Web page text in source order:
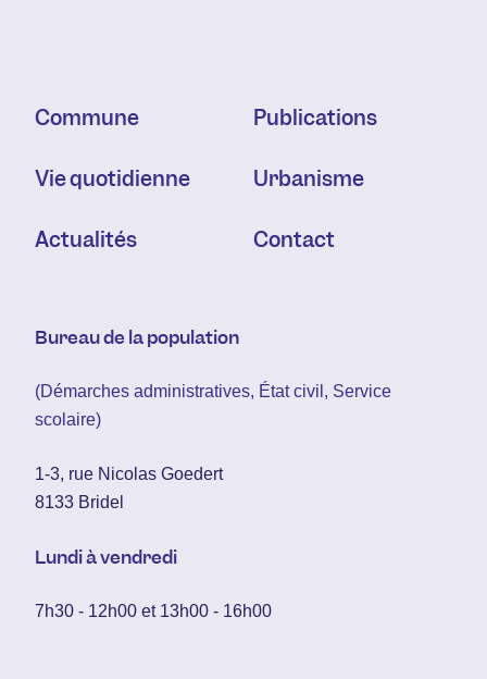
Commune
Vie quotidienne
Actualités
Publications
Urbanisme
Contact
Bureau de la population
(Démarches administratives, État civil, Service
scolaire)
1-3, rue Nicolas Goedert
8133 Bridel
Lundi à vendredi
7h30 - 12h00 et 13h00 - 16h00